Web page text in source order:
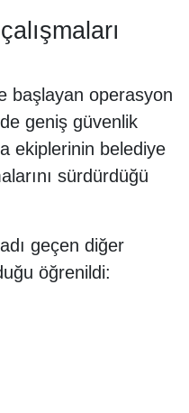
başlayan operasyon
geniş güvenlik
ekiplerinin belediye
sürdürdüğü
geçen diğer
öğrenildi: